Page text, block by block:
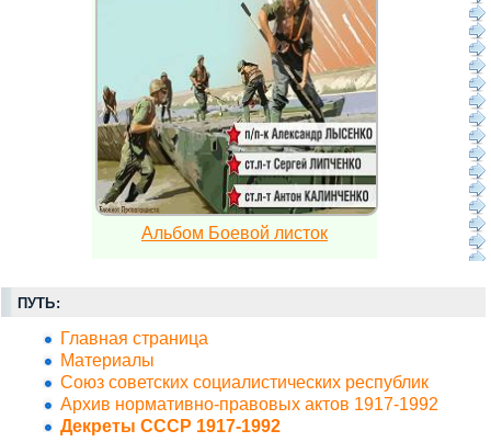
Альбом Боевой листок
ПУТЬ:
Главная страница
Материалы
Союз советских социалистических республик
Архив нормативно-правовых актов 1917-1992
Декреты СССР 1917-1992